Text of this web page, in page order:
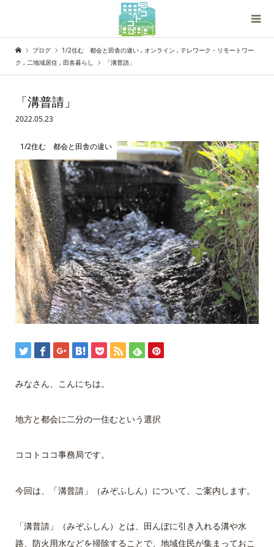
ブログ 1/2住む 都会と田舎の違い , オンライン , テレワーク・リモートワー
ク , 二地域居住 , 田舎暮らし 「溝普請」
「溝普請」
2022.05.23
1/2住む 都会と田舎の違い
みなさん、こんにちは。
地方と都会に二分の一住むという選択
ココトココ事務局です。
今回は、「溝普請」（みぞふしん）について、ご案内します。
「溝普請」（みぞふしん）とは、田んぼに引き入れる溝や水
路、防火用水などを掃除することで、地域住民が集まっておこ